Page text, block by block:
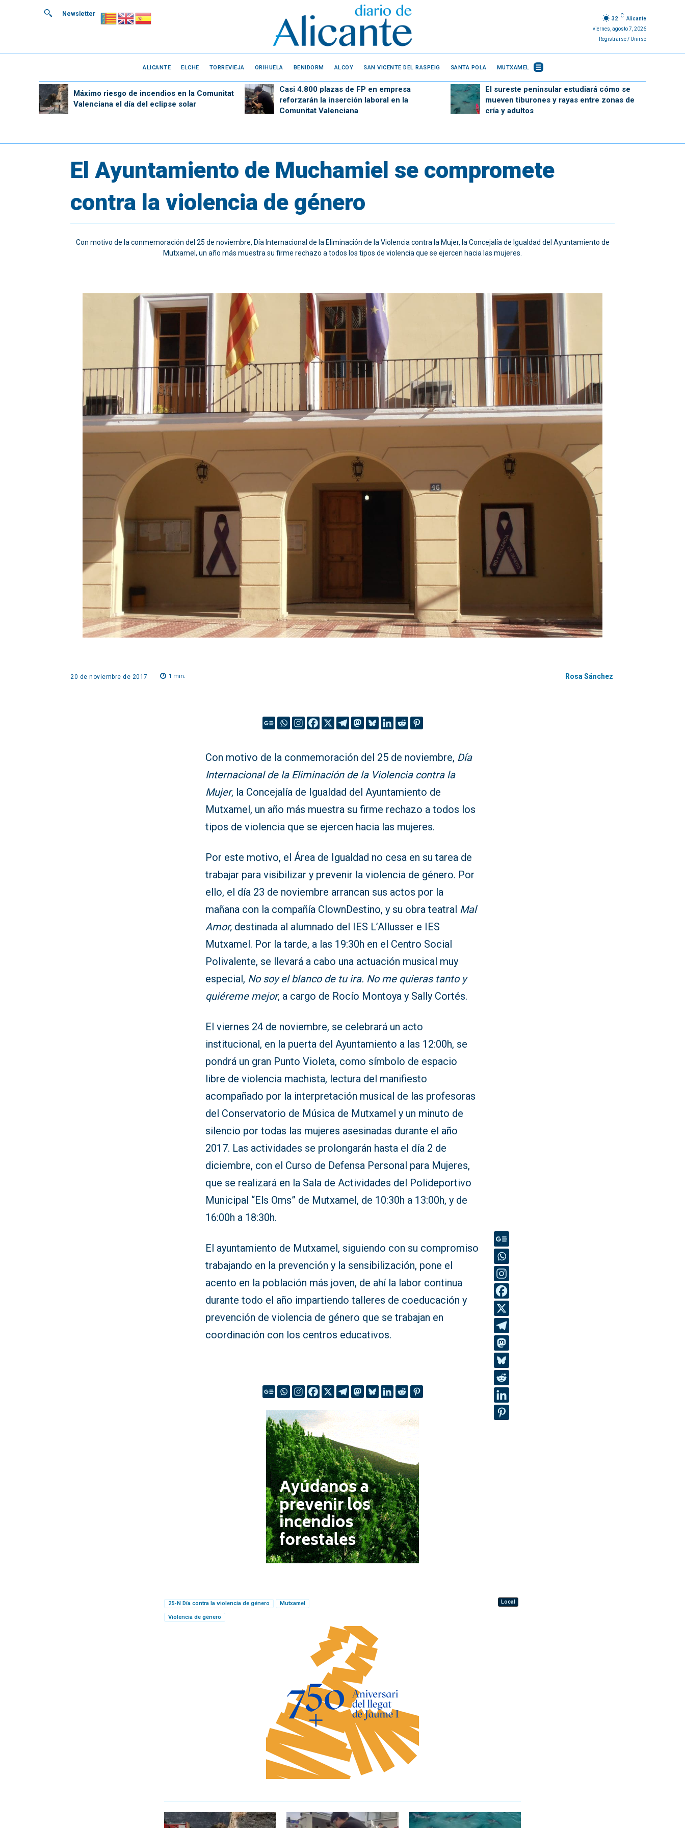
Newsletter
32
C
Alicante
viernes, agosto 7, 2026
Registrarse / Unirse
ALICANTE ELCHE TORREVIEJA ORIHUELA BENIDORM ALCOY SAN VICENTE DEL RASPEIG SANTA POLA MUTXAMEL
Máximo riesgo de incendios en la Comunitat
Valenciana el día del eclipse solar
Casi 4.800 plazas de FP en empresa
reforzarán la inserción laboral en la
Comunitat Valenciana
El sureste peninsular estudiará cómo se
mueven tiburones y rayas entre zonas de
cría y adultos
El Ayuntamiento de Muchamiel se compromete
contra la violencia de género
Con motivo de la conmemoración del 25 de noviembre, Día Internacional de la Eliminación de la Violencia contra la Mujer, la Concejalía de Igualdad del Ayuntamiento de
Mutxamel, un año más muestra su firme rechazo a todos los tipos de violencia que se ejercen hacia las mujeres.
20 de noviembre de 2017 1 min. Rosa Sánchez
Con motivo de la conmemoración del 25 de noviembre, Día
Internacional de la Eliminación de la Violencia contra la
Mujer, la Concejalía de Igualdad del Ayuntamiento de
Mutxamel, un año más muestra su firme rechazo a todos los
tipos de violencia que se ejercen hacia las mujeres.
Por este motivo, el Área de Igualdad no cesa en su tarea de
trabajar para visibilizar y prevenir la violencia de género. Por
ello, el día 23 de noviembre arrancan sus actos por la
mañana con la compañía ClownDestino, y su obra teatral Mal
Amor, destinada al alumnado del IES L’Allusser e IES
Mutxamel. Por la tarde, a las 19:30h en el Centro Social
Polivalente, se llevará a cabo una actuación musical muy
especial, No soy el blanco de tu ira. No me quieras tanto y
quiéreme mejor, a cargo de Rocío Montoya y Sally Cortés.
El viernes 24 de noviembre, se celebrará un acto
institucional, en la puerta del Ayuntamiento a las 12:00h, se
pondrá un gran Punto Violeta, como símbolo de espacio
libre de violencia machista, lectura del manifiesto
acompañado por la interpretación musical de las profesoras
del Conservatorio de Música de Mutxamel y un minuto de
silencio por todas las mujeres asesinadas durante el año
2017. Las actividades se prolongarán hasta el día 2 de
diciembre, con el Curso de Defensa Personal para Mujeres,
que se realizará en la Sala de Actividades del Polideportivo
Municipal “Els Oms” de Mutxamel, de 10:30h a 13:00h, y de
16:00h a 18:30h.
El ayuntamiento de Mutxamel, siguiendo con su compromiso
trabajando en la prevención y la sensibilización, pone el
acento en la población más joven, de ahí la labor continua
durante todo el año impartiendo talleres de coeducación y
prevención de violencia de género que se trabajan en
coordinación con los centros educativos.
25-N Día contra la violencia de género Mutxamel
Violencia de género
Local